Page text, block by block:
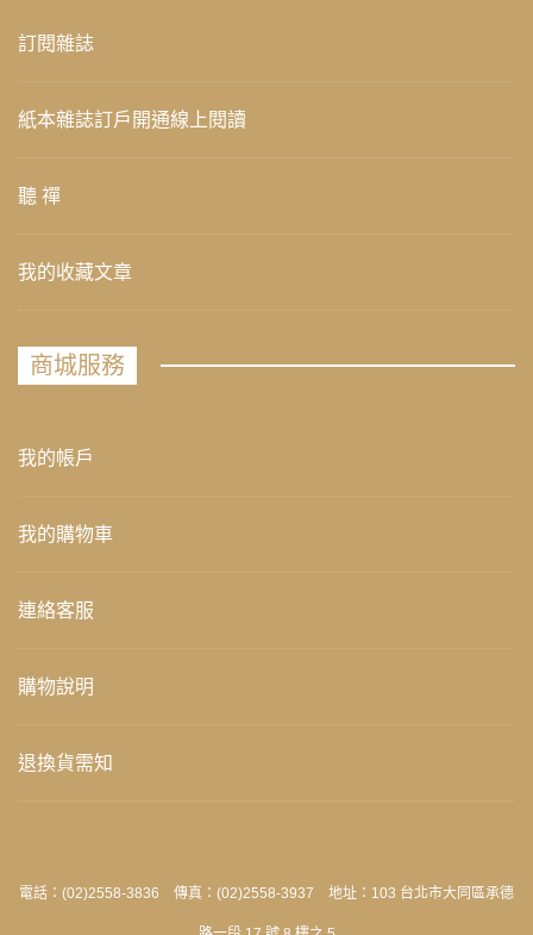
訂閱雜誌
紙本雜誌訂戶開通線上閱讀
聽 禪
我的收藏文章
商城服務
我的帳戶
我的購物車
連絡客服
購物說明
退換貨需知
電話：(02)2558-3836 傳真：(02)2558-3937 地址：103 台北市大同區承德